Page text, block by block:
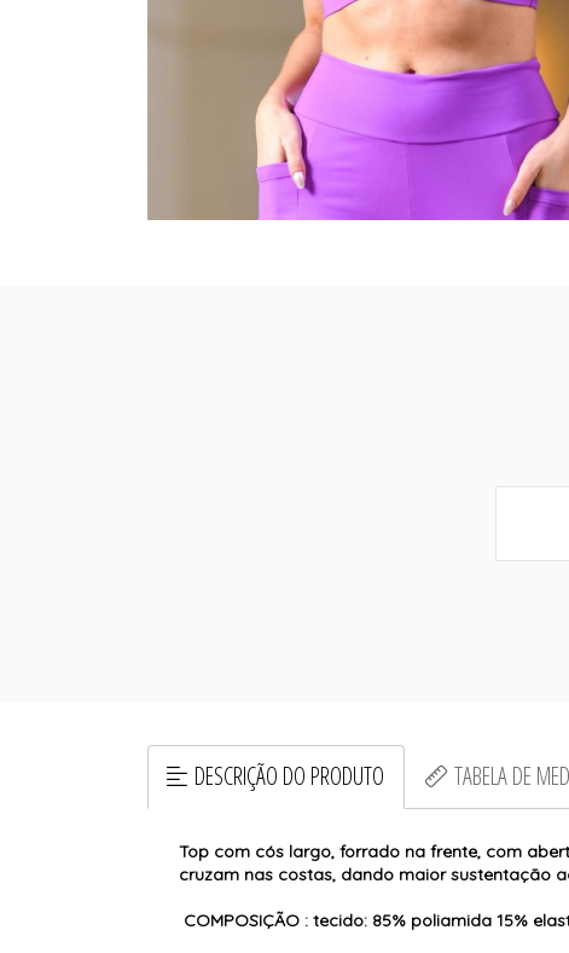
DESCRIÇÃO DO PRODUTO TABELA DE
Top com cós largo, forrado na frente, com
cruzam nas costas, dando maior sustentação
COMPOSIÇÃO : tecido: 85% poliamida 15%